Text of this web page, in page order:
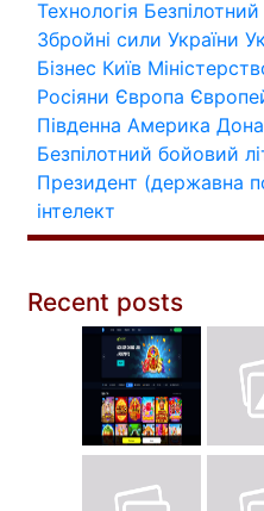
Технологія
Збройні сили України
Бізнес Київ
Росіяни Європа
Південна Америка
Безпілотний бойовий
Президент (державна
інтелект
Recent posts